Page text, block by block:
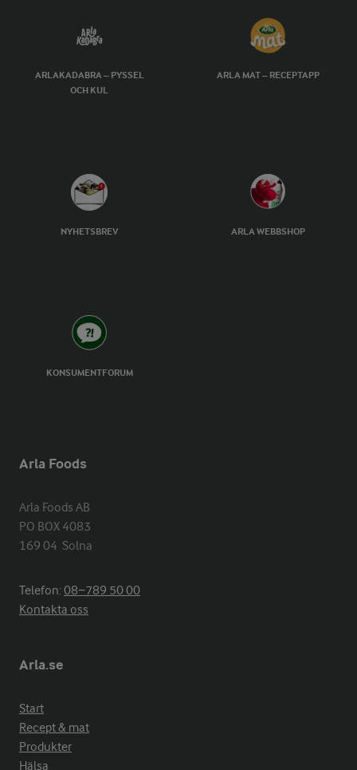
ARLAKADABRA – PYSSEL
OCH KUL
ARLA MAT – RECEPTAPP
NYHETSBREV ARLA WEBBSHOP
KONSUMENTFORUM
Arla Foods
Arla Foods AB
PO BOX 4083
169 04  Solna
Telefon:08−789 50 00
Kontakta oss
Arla.se
Start
Recept & mat
Produkter
Hälsa